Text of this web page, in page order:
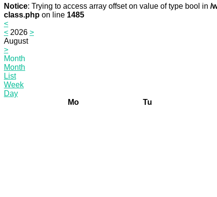
Notice: Trying to access array offset on value of type bool in /
class.php on line 1485
<
< 2026 >
August
>
Month
Month
List
Week
Day
Mo
Tu